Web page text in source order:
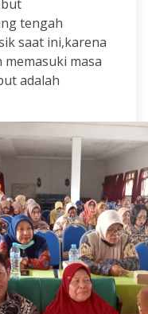
tengah
saat ini,karena
memasuki masa
adalah